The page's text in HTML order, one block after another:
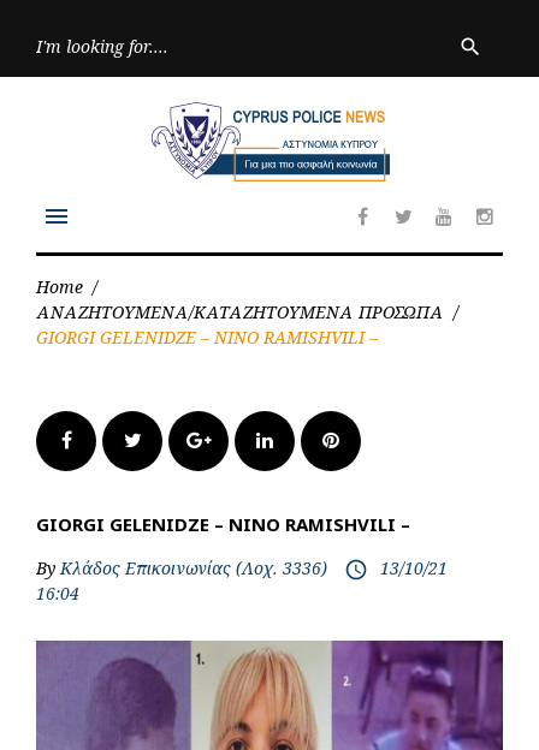
search
Facebook
TwitterYoutube
menu
Home /
ΑΝΑΖΗΤΟΥΜΕΝΑ/ΚΑΤΑΖΗΤΟΥΜΕΝΑ ΠΡΟΣΩΠΑ /
GIORGI GELENIDZE – NINO RAMISHVILI –
FacebookTwitter Google+LinkedInPinterest
GIORGI GELENIDZE – NINO RAMISHVILI –
ByΚλάδος Επικοινωνίας (Λοχ. 3336) access_time 13/10/21
16:04